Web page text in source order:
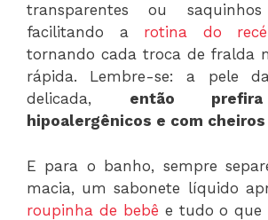
transparentes ou saquinhos
facilitando a rotina do
tornando cada troca de fralda
rápida. Lembre-se: a pele
delicada, então
hipoalergênicos e com
E para o banho, sempre
macia, um sabonete líquido
roupinha de bebê e tudo o que